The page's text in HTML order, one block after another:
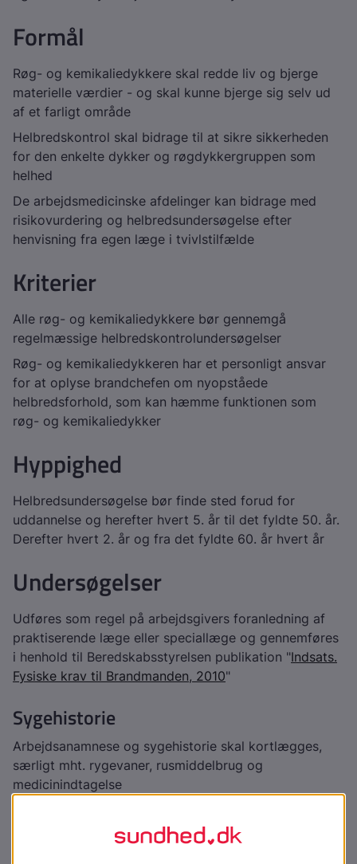
Formål
Røg- og kemikaliedykkere skal redde liv og bjerge
materielle værdier - og skal kunne bjerge sig selv ud
af et farligt område
Helbredskontrol skal bidrage til at sikre sikkerheden
for den enkelte dykker og røgdykkergruppen som
helhed
De arbejdsmedicinske afdelinger kan bidrage med
risikovurdering og helbredsundersøgelse efter
henvisning fra egen læge i tvivlstilfælde
Kriterier
Alle røg- og kemikaliedykkere bør gennemgå
regelmæssige helbredskontrolundersøgelser
Røg- og kemikaliedykkeren har et personligt ansvar
for at oplyse brandchefen om nyopståede
helbredsforhold, som kan hæmme funktionen som
røg- og kemikaliedykker
Hyppighed
Helbredsundersøgelse bør finde sted forud for
uddannelse og herefter hvert 5. år til det fyldte 50. år.
Derefter hvert 2. år og fra det fyldte 60. år hvert år
Undersøgelser
Udføres som regel på arbejdsgivers foranledning af
praktiserende læge eller speciallæge og gennemføres
i henhold til Beredskabsstyrelsen publikation "Indsats.
Fysiske krav til Brandmanden, 2010"
Sygehistorie
Arbejdsanamnese og sygehistorie skal kortlægges,
særligt mht. rygevaner, rusmiddelbrug og
medicinindtagelse
er misbrug af rusmidler, alvorlige psykiske problemer,
diabetes, andre endokrine forstyrrelser, hjerte- og